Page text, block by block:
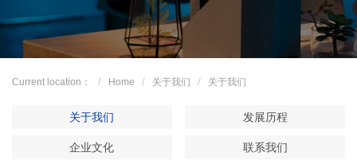
Product
Case
Current location： Home 关于我们 关于我们
关于我们 发展历程
企业文化 联系我们